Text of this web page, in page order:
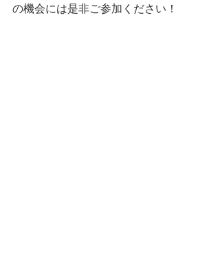
の機会には是非ご参加ください！